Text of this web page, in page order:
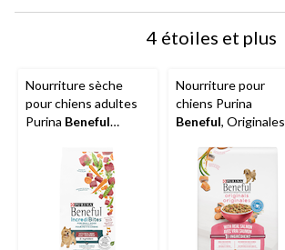
4 étoiles et plus
Nourriture sèche
pour chiens adultes
Purina Beneful
chiens de petite race,
boeuf, 1,6 kg
Nourriture pour
chiens Purina
Beneful, Originales